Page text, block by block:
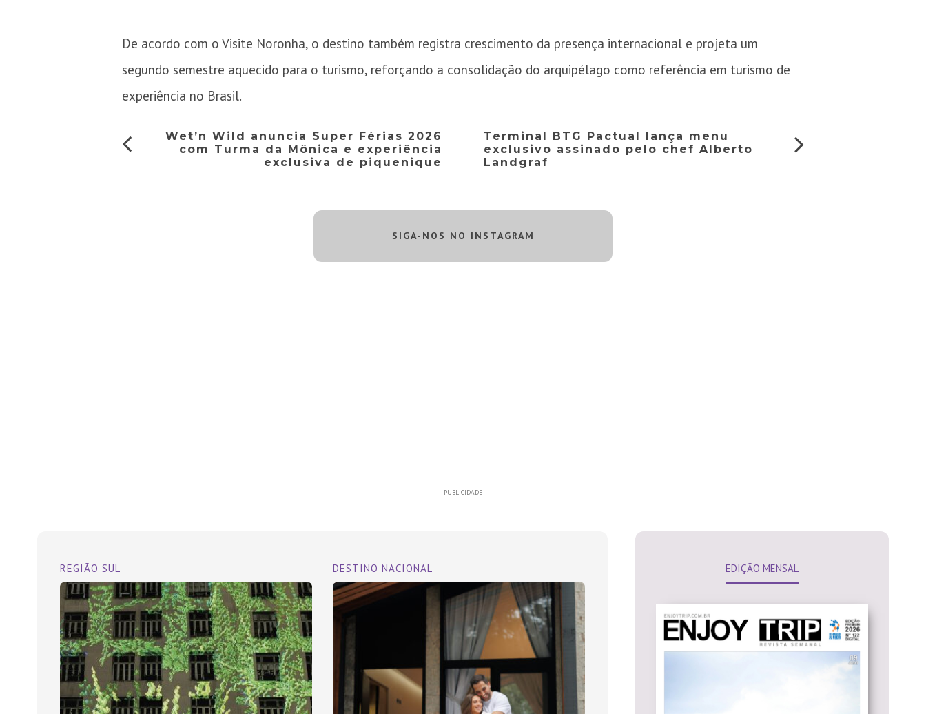
De acordo com o Visite Noronha, o destino também registra crescimento da presença internacional e projeta um
segundo semestre aquecido para o turismo, reforçando a consolidação do arquipélago como referência em turismo de
experiência no Brasil.
Wet’n Wild anuncia Super Férias 2026
com Turma da Mônica e experiência
exclusiva de piquenique
Terminal BTG Pactual lança menu
exclusivo assinado pelo chef Alberto
Landgraf
SIGA-NOS NO INSTAGRAM
PUBLICIDADE
DESTINO NACIONAL
REGIÃO SUL EDIÇÃO MENSAL